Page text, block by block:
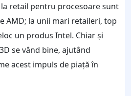
retail pentru procesoare sunt
AMD; la unii mari retaileri, top
un produs Intel. Chiar și
se vând bine, ajutând
acest impuls de piață în